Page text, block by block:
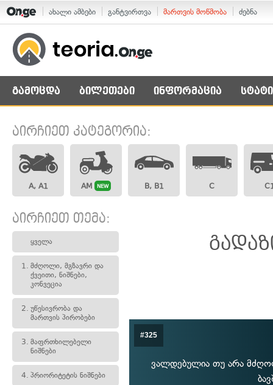
ახალი ამბები განტვირთვა მართვის მოწმობა ძებნა
გამოცდა ბილეთები ინფორმაცია
აირჩიეთ კატეგორია:
A, A1 AM NEW B, B1 C
აირჩიეთ თემა:
ყველა
1. მძღოლი, მგზავრი და
ქვეითი, ნიშნები,
კონვეცია
2. უწესივრობა და
მართვის პირობები
3. მაფრთხილებელი
ნიშნები
4. პრიორიტეტის ნიშნები
#325
ვალდებულია თუ არა